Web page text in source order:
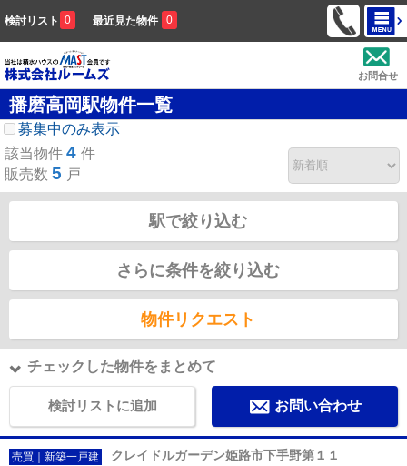
検討リスト 0 最近見た物件 0
お問合せ
播磨高岡駅物件一覧
募集中のみ表示
該当物件 4 件
販売数 5 戸
駅で絞り込む
さらに条件を絞り込む
物件リクエスト
チェックした物件をまとめて
検討リストに追加 お問い合わせ
売買｜新築一戸建 クレイドルガーデン姫路市下手野第１１